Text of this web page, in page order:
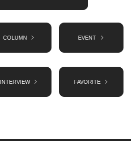
COLUMN EVENT
INTERVIEW FAVORITE